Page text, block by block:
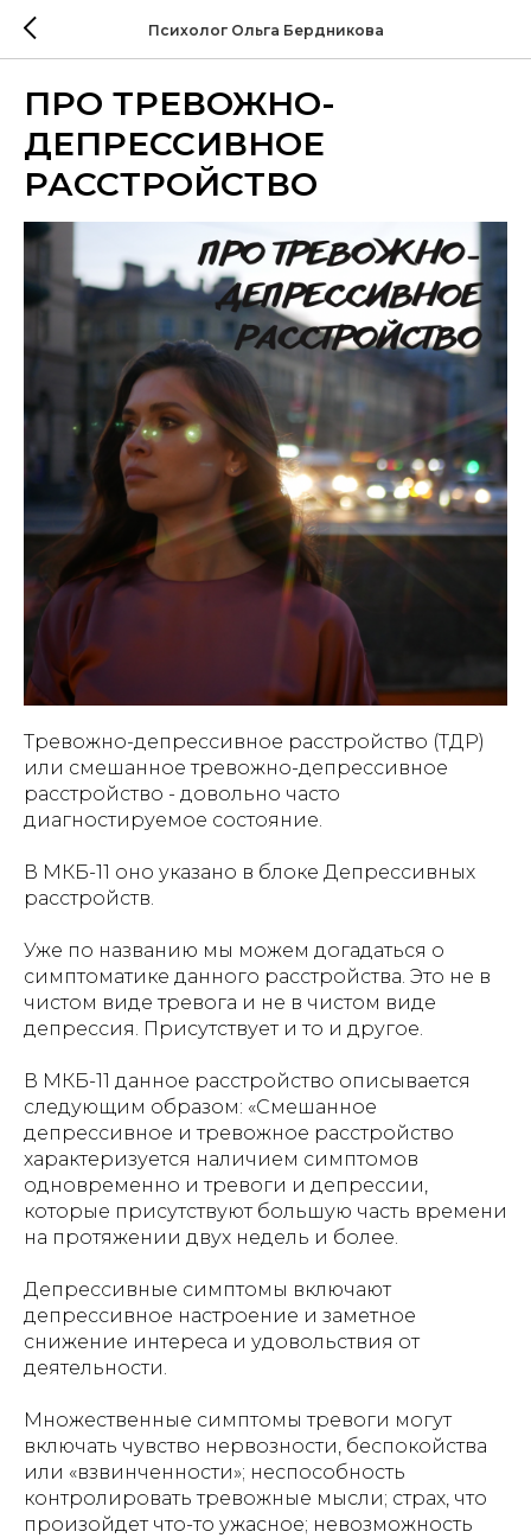
Психолог Ольга Бердникова
ПРО ТРЕВОЖНО-
ДЕПРЕССИВНОЕ
РАССТРОЙСТВО
Тревожно-депрессивное расстройство (ТДР)
или смешанное тревожно-депрессивное
расстройство - довольно часто
диагностируемое состояние.
В МКБ-11 оно указано в блоке Депрессивных
расстройств.
Уже по названию мы можем догадаться о
симптоматике данного расстройства. Это не в
чистом виде тревога и не в чистом виде
депрессия. Присутствует и то и другое.
В МКБ-11 данное расстройство описывается
следующим образом: «Смешанное
депрессивное и тревожное расстройство
характеризуется наличием симптомов
одновременно и тревоги и депрессии,
которые присутствуют большую часть времени
на протяжении двух недель и более.
Депрессивные симптомы включают
депрессивное настроение и заметное
снижение интереса и удовольствия от
деятельности.
Множественные симптомы тревоги могут
включать чувство нервозности, беспокойства
или «взвинченности»; неспособность
контролировать тревожные мысли; страх, что
произойдет что-то ужасное; невозможность